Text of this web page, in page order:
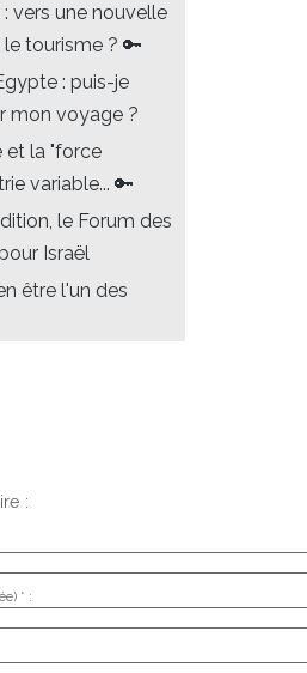
vers une nouvelle
tourisme ? 🔑
: puis-je
mon voyage ?
et la "force
variable... 🔑
le Forum des
Israël
être l'un des
:
* :